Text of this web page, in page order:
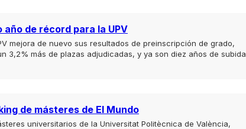
año de récord para la UPV
mejora de nuevo sus resultados de preinscripción de grado,
3,2% más de plazas adjudicadas, y ya son diez años de subida
de másteres de El Mundo
universitarios de la Universitat Politècnica de València,